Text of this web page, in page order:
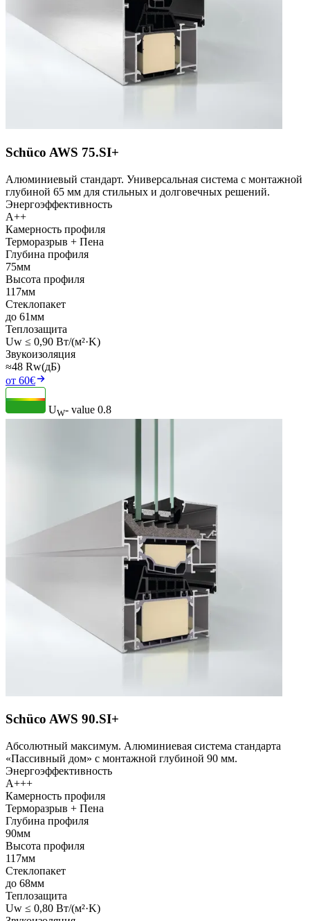
Schüco AWS 75.SI+
Алюминиевый стандарт. Универсальная система с монтажной
глубиной 65 мм для стильных и долговечных решений.
Энергоэффективность
A++
Камерность профиля
Терморазрыв + Пена
Глубина профиля
75мм
Высота профиля
117мм
Стеклопакет
до 61мм
Теплозащита
Uw ≤ 0,90 Вт/(м²·K)
Звукоизоляция
≈48 Rw(дБ)
от 60€
UW- value 0.8
Schüco AWS 90.SI+
Абсолютный максимум. Алюминиевая система стандарта
«Пассивный дом» с монтажной глубиной 90 мм.
Энергоэффективность
A+++
Камерность профиля
Терморазрыв + Пена
Глубина профиля
90мм
Высота профиля
117мм
Стеклопакет
до 68мм
Теплозащита
Uw ≤ 0,80 Вт/(м²·K)